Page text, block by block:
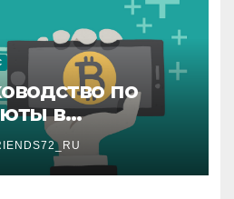
по
в